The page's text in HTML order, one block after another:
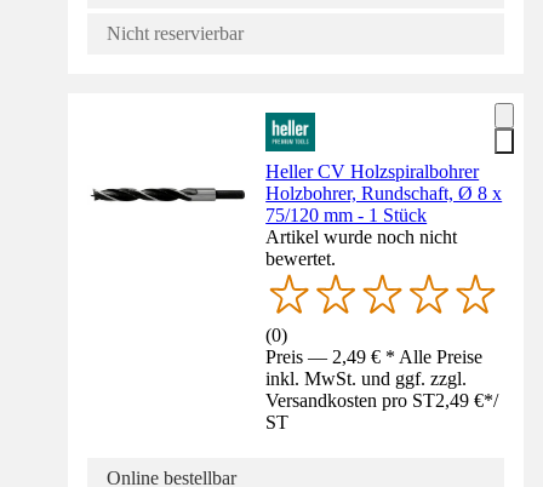
Nicht reservierbar
Heller CV Holzspiralbohrer
Holzbohrer, Rundschaft, Ø 8 x
75/120 mm - 1 Stück
Artikel wurde noch nicht
bewertet.
(0)
Preis — 2,49 € * Alle Preise
inkl. MwSt. und ggf. zzgl.
Versandkosten pro ST2,49 €*/
ST
Online bestellbar